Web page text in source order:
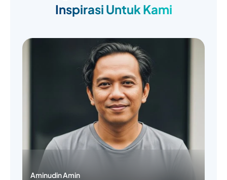
Inspirasi Untuk Kami
Aminudin Amin